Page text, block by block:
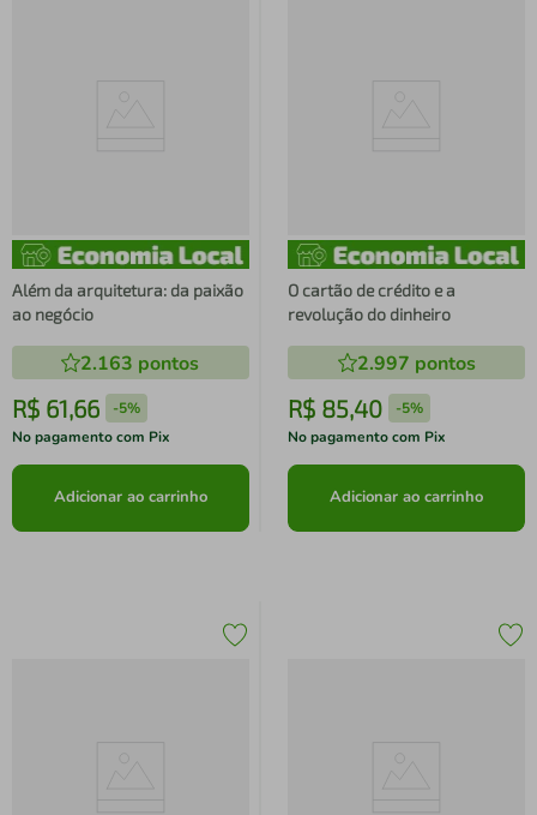
Além da arquitetura: da paixão
ao negócio
2.163 pontos
R$ 61,66 -5%
No pagamento com Pix
Adicionar ao carrinho
O cartão de crédito e a
revolução do dinheiro
2.997 pontos
R$ 85,40 -5%
No pagamento com Pix
Adicionar ao carrinho